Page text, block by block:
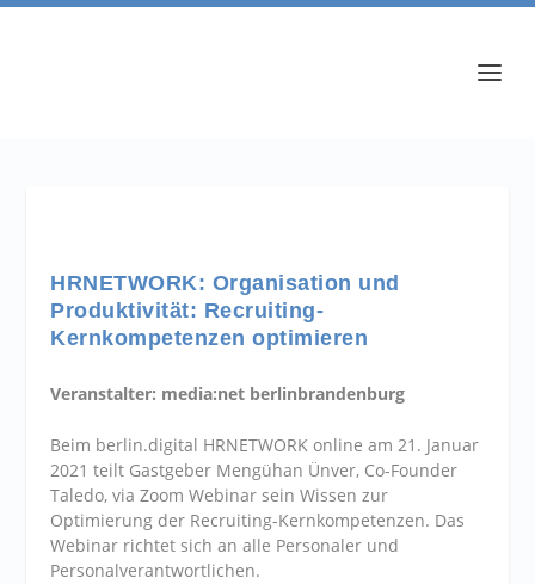
HRNETWORK: Organisation und
Produktivität: Recruiting-
Kernkompetenzen optimieren
Veranstalter: media:net berlinbrandenburg
Beim berlin.digital HRNETWORK online am 21. Januar
2021 teilt Gastgeber Mengühan Ünver, Co-Founder
Taledo, via Zoom Webinar sein Wissen zur
Optimierung der Recruiting-Kernkompetenzen. Das
Webinar richtet sich an alle Personaler und
Personalverantwortlichen.